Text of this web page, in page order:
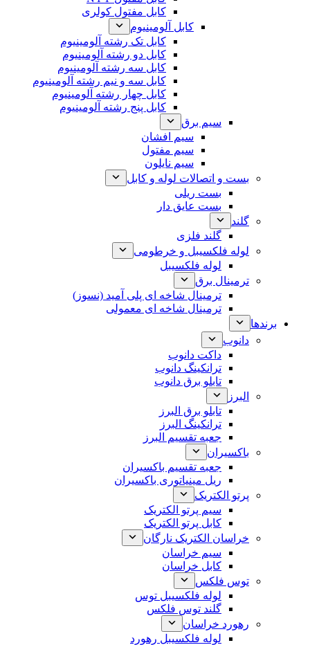
کابل مفتول کولری
کابل آلومینیوم
کابل تک رشته آلومینیوم
کابل دو رشته آلومینیوم
کابل سه رشته آلومینیوم
کابل سه و نیم رشته آلومینیوم
کابل چهار رشته آلومینیوم
کابل پنج رشته آلومینیوم
سیم برق
سیم افشان
سیم مفتول
سیم نایلون
بست و اتصالات لوله و کابل
بست ریلی
بست عایق دار
گلند
گلند فلزی
لوله فلکسیبل و خرطومی
لوله فلکسیبل
ترمینال برق
ترمینال شاخه ای پلی آمید (نسوز)
ترمینال شاخه ای معمولی
برندها
دانوب
داکت دانوب
ترانکینگ دانوب
تابلو برق دانوب
البرز
تابلو برق البرز
ترانکینگ البرز
جعبه تقسیم البرز
باکسیران
جعبه تقسیم باکسیران
ریل مینیاتوری باکسیران
پرتو الکتریک
سیم پرتو الکتریک
کابل پرتو الکتریک
خراسان الکتریک نارگان
سیم خراسان
کابل خراسان
توس فلکس
لوله فلکسیبل توس
گلند توس فلکس
رهورد خراسان
لوله فلکسیبل رهورد